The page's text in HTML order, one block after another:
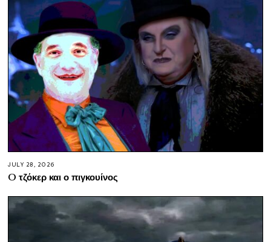
JULY 28, 2026
O τζόκερ και ο πιγκουίνος